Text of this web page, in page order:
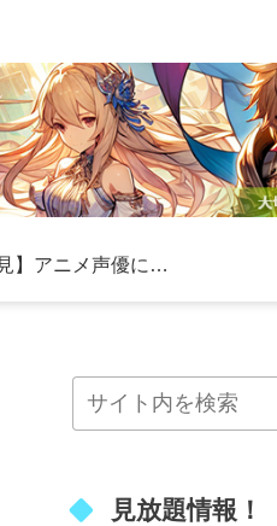
【必見】アニメ声優になる方法！初心者向けの具体的なステップと成功のコツ
見放題情報！